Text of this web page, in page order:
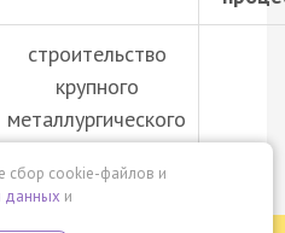
строительство
крупного
металлургического
комбината в годы
…
сбор cookie-файлов и
данных и